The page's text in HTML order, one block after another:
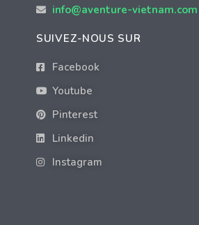
info@aventure-vietnam.com
SUIVEZ-NOUS SUR
Facebook
Youtube
Pinterest
Linkedin
Instagram